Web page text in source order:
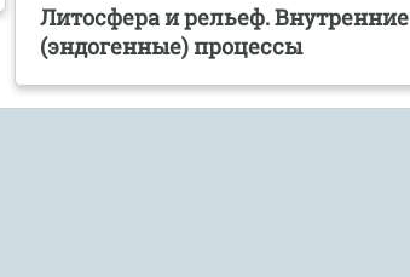
Литосфера и рельеф. Внутренние
(эндогенные) процессы